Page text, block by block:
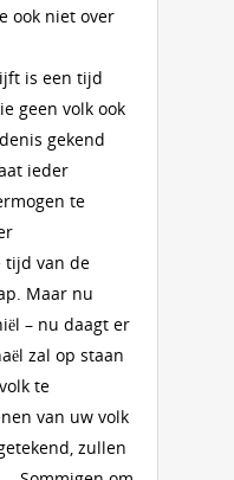
ook niet over
is een tijd
geen volk ook
gekend
ieder
te
tijd van de
Maar nu
– nu daagt er
zal op staan
te
van uw volk
zullen